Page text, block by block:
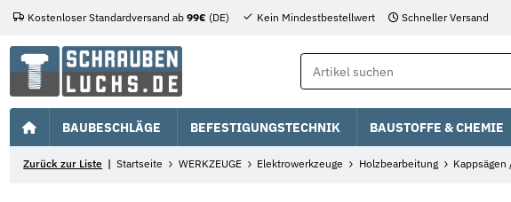
Kostenloser Standardversand ab 99€ (DE) Kein Mindestbestellwert Schneller Versand
BAUBESCHLÄGE BEFESTIGUNGSTECHNIK BAUSTOFFE & CHEMIE
Zurück zur Liste Startseite WERKZEUGE Elektrowerkzeuge Holzbearbeitung Kappsägen